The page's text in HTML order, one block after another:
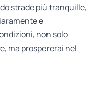
strade più tranquille,
e
non solo
ma prospererai nel